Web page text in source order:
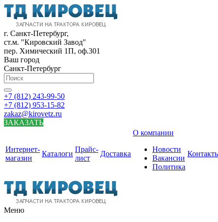
г. Санкт-Петербург,
ст.м. "Кировский Завод"
пер. Химический 1П, оф.301
Ваш город
Санкт-Петербург
+7 (812) 243-99-50
+7 (812) 953-15-82
zakaz@kirovetz.ru
ЗАКАЗАТЬ
Интернет-
магазин
Каталоги
Прайс-
лист
Доставка
О компании
Новости
Вакансии
Политика
Меню